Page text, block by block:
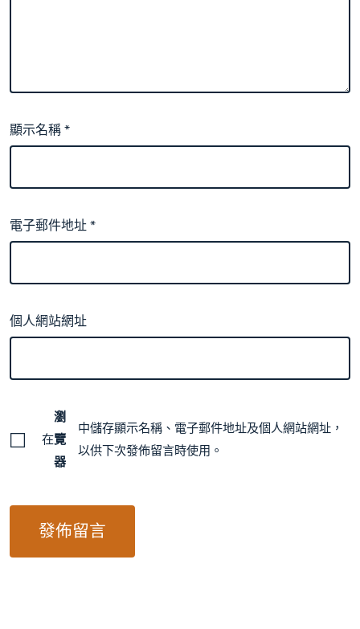
顯示名稱*
電子郵件地址*
個人網站網址
在
瀏
覽
器
中儲存顯示名稱、電子郵件地址及個人網站網址，
以供下次發佈留言時使用。